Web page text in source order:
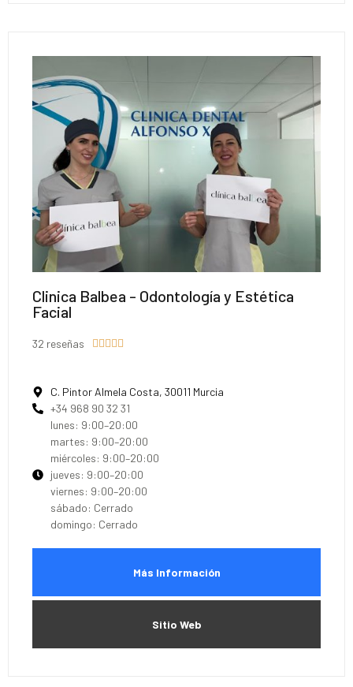
Clinica Balbea - Odontología y Estética
Facial
32 reseñas     
C. Pintor Almela Costa, 30011 Murcia
+34 968 90 32 31
lunes: 9:00–20:00
martes: 9:00–20:00
miércoles: 9:00–20:00
jueves: 9:00–20:00
viernes: 9:00–20:00
sábado: Cerrado
domingo: Cerrado
Más Información
Sitio Web